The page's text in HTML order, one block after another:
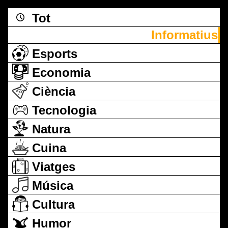
Tot
Informatius
Esports
Economia
Ciència
Tecnologia
Natura
Cuina
Viatges
Música
Cultura
Humor